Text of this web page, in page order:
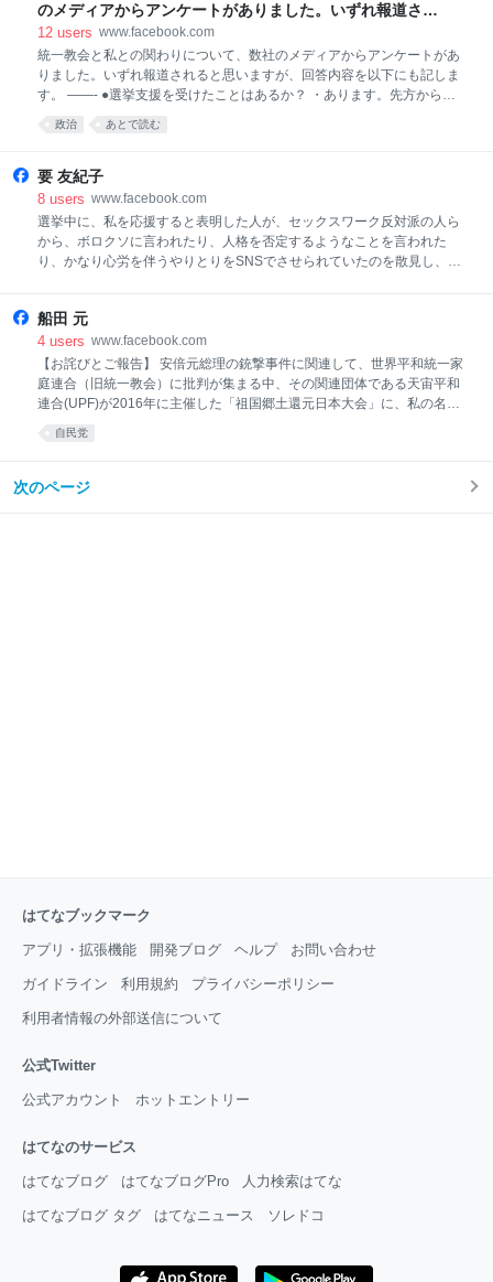
のメディアからアンケートがありました。いずれ報道され
ると思いますが、回答内容を以下にも記します。 ——- ●選
挙支援を受けたことはあるか？ ・あります。先方からの申
し出により、選挙で電話作戦に参加されたことがありまし
た。 ●政治献金を受けたことはあるか？ ・ありません。 ●
公設/私設秘書の派遣を受けたことはあるか？ ・ありませ
か？ ・あります。2018年にジップアリーナで行われた式典
に案内をいた
12 users www.facebook.com
統一教会と私との関わりについて、数社のメディアからアンケートがあ
りました。いずれ報道されると思いますが、回答内容を以下にも記しま
す。 ——- ●選挙支援を受けたことはあるか？ ・あります。先方からの
申し出により、選挙で電話作戦に参加されたことがありました。 ●政治
献金を受けたことはあるか？ ・ありません。 ●公設/私設秘書の派遣を受
政治 あとで読む
要 友紀子
8 users www.facebook.com
選挙中に、私を応援すると表明した人が、セックスワーク反対派の人ら
から、ボロクソに言われたり、人格を否定するようなことを言われた
り、かなり心労を伴うやりとりをSNSでさせられていたのを散見し、今
私を応援してくれた人達はこんなひどい絡まれ方やひどい攻撃を受けて
いたのかと、心苦...
船田 元
4 users www.facebook.com
【お詫びとご報告】 安倍元総理の銃撃事件に関連して、世界平和統一家
庭連合（旧統一教会）に批判が集まる中、その関連団体である天宙平和
連合(UPF)が2016年に主催した「祖国郷土還元日本大会」に、私の名前
で祝電が打たれていたとのデータが公表されました。...
自民党
次のページ
はてなブックマーク
アプリ・拡張機能 開発ブログ ヘルプ お問い合わせ
ガイドライン 利用規約 プライバシーポリシー
利用者情報の外部送信について
公式Twitter
公式アカウント ホットエントリー
はてなのサービス
はてなブログ はてなブログPro 人力検索はてな
はてなブログ タグ はてなニュース ソレドコ